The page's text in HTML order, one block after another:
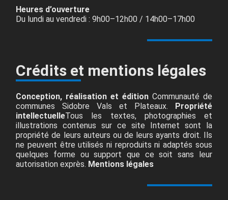
Heures d’ouverture
Du lundi au vendredi : 9h00–12h00 / 14h00–17h00
Crédits et mentions légales
Conception, réalisation et édition Communauté de
communes Sidobre Vals et Plateaux. Propriété
intellectuelleTous les textes, photographies et
illustrations contenus sur ce site Internet sont la
propriété de leurs auteurs ou de leurs ayants droit. Ils
ne peuvent être utilisés ni reproduits ni adaptés sous
quelques forme ou support que ce soit sans leur
autorisation exprès. Mentions légales